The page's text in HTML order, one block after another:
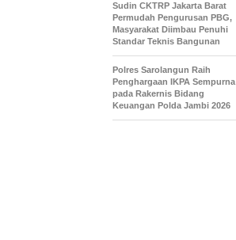
Sudin CKTRP Jakarta Barat
Permudah Pengurusan PBG,
Masyarakat Diimbau Penuhi
Standar Teknis Bangunan
Polres Sarolangun Raih
Penghargaan IKPA Sempurna
pada Rakernis Bidang
Keuangan Polda Jambi 2026